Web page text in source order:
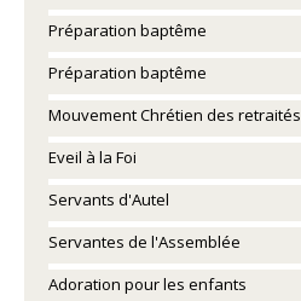
Préparation baptême
Préparation baptême
Mouvement Chrétien des retraités
Eveil à la Foi
Servants d'Autel
Servantes de l'Assemblée
Adoration pour les enfants